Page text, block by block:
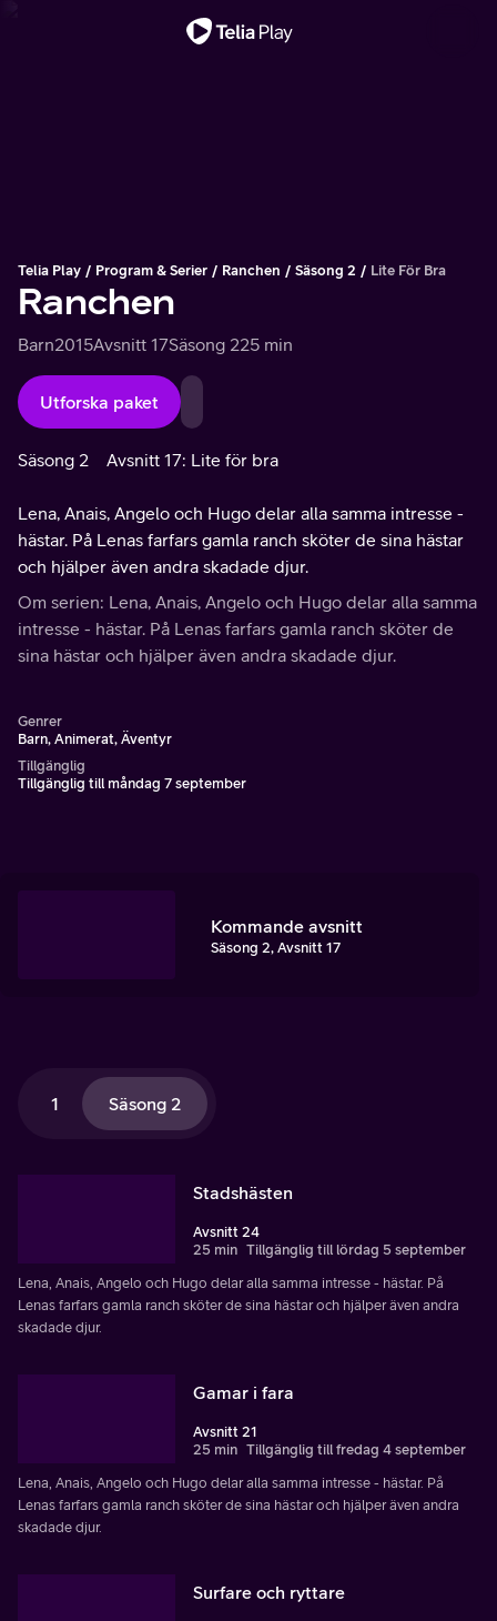
Telia Play Program & Serier Ranchen Säsong 2 Lite För Bra
Ranchen
Barn2015Avsnitt 17Säsong 225 min
Utforska paket
Säsong 2 Avsnitt 17: Lite för bra
Lena, Anais, Angelo och Hugo delar alla samma intresse -
hästar. På Lenas farfars gamla ranch sköter de sina hästar
och hjälper även andra skadade djur.
Om serien: Lena, Anais, Angelo och Hugo delar alla samma
intresse - hästar. På Lenas farfars gamla ranch sköter de
sina hästar och hjälper även andra skadade djur.
Genrer
Barn, Animerat, Äventyr
Tillgänglig
Tillgänglig till måndag 7 september
Kommande avsnitt
Säsong 2, Avsnitt 17
1 Säsong 2
Stadshästen
Avsnitt 24
25 min Tillgänglig till lördag 5 september
Lena, Anais, Angelo och Hugo delar alla samma intresse - hästar. På
Lenas farfars gamla ranch sköter de sina hästar och hjälper även andra
skadade djur.
Gamar i fara
Avsnitt 21
25 min Tillgänglig till fredag 4 september
Lena, Anais, Angelo och Hugo delar alla samma intresse - hästar. På
Lenas farfars gamla ranch sköter de sina hästar och hjälper även andra
skadade djur.
Surfare och ryttare